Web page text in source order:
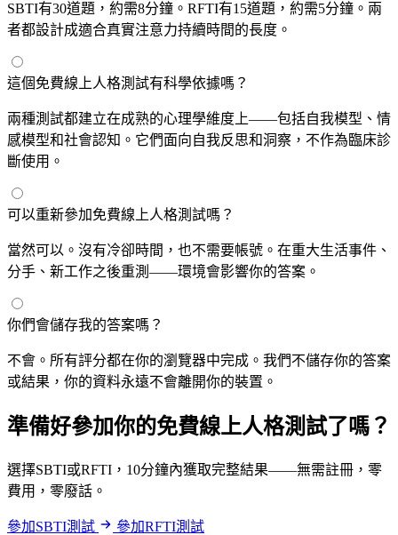
SBTI有30道題，約需8分鐘。RFTI有15道題，約需5分鐘。兩
者都設計成適合真實注意力持續時間的長度。
這個免費線上人格測試有科學依據嗎？
兩種測試都建立在成熟的心理學維度上——包括自我模型、情
感模型和社會認知。它們面向自我反思和洞察，不作為臨床診
斷使用。
可以重新參加免費線上人格測試嗎？
當然可以。沒有冷卻時間，也不需要帳號。在重大生活事件、
分手、新工作之後重測——環境會影響你的答案。
你們會儲存我的答案嗎？
不會。所有評分都在你的瀏覽器中完成。我們不儲存你的答案
或結果，你的資料永遠不會離開你的裝置。
準備好參加你的免費線上人格測試了嗎？
選擇SBTI或RFTI，10分鐘內獲取完整結果——無需註冊，零
費用，零廢話。
參加SBTI測試 參加RFTI測試